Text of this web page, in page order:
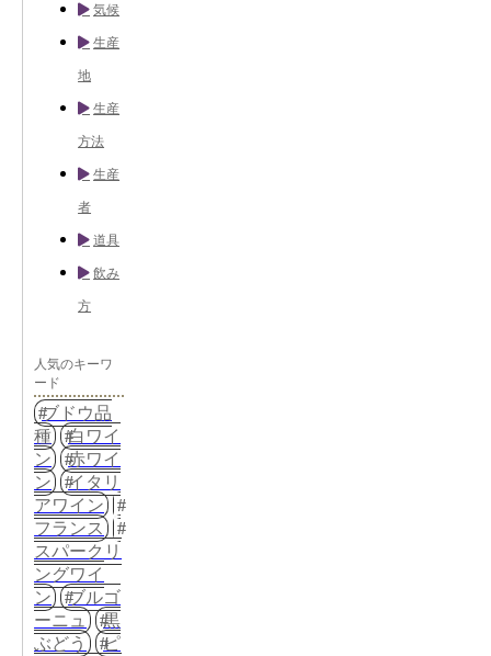
気候
生産
地
生産
方法
生産
者
道具
飲み
方
人気のキーワ
ード
ブドウ品
種
白ワイ
ン
赤ワイ
ン
イタリ
アワイン
フランス
スパークリ
ングワイ
ン
ブルゴ
ーニュ
黒
ぶどう
ピ